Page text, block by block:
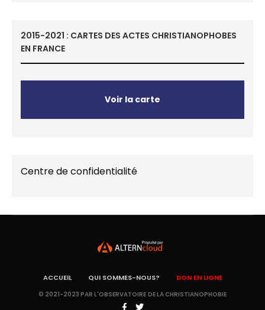
2015-2021 : CARTES DES ACTES CHRISTIANOPHOBES
EN FRANCE
Voir la carte
Centre de confidentialité
ACCUEIL QUI SOMMES-NOUS? DON EN LIGNE
© 2021-2023 PAR L'OBSERVATOIRE DE LA CHRISTIANOPHOBIE